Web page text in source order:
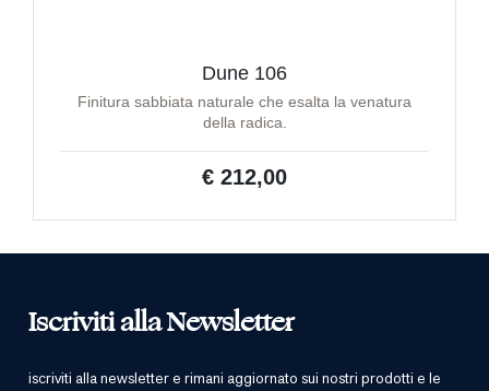
Dune 106
Finitura sabbiata naturale che esalta la venatura
della radica.
€ 212,00
Iscriviti alla Newsletter
iscriviti alla newsletter e rimani aggiornato sui nostri prodotti e le